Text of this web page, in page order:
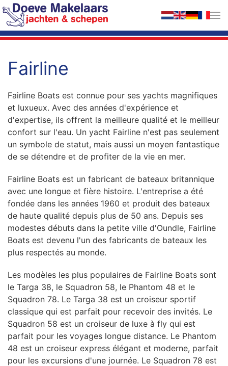
Accéder au contenu principal
Fairline
Fairline Boats est connue pour ses yachts magnifiques
et luxueux. Avec des années d'expérience et
d'expertise, ils offrent la meilleure qualité et le meilleur
confort sur l'eau. Un yacht Fairline n'est pas seulement
un symbole de statut, mais aussi un moyen fantastique
de se détendre et de profiter de la vie en mer.
Fairline Boats est un fabricant de bateaux britannique
avec une longue et fière histoire. L'entreprise a été
fondée dans les années 1960 et produit des bateaux
de haute qualité depuis plus de 50 ans. Depuis ses
modestes débuts dans la petite ville d'Oundle, Fairline
Boats est devenu l'un des fabricants de bateaux les
plus respectés au monde.
Les modèles les plus populaires de Fairline Boats sont
le Targa 38, le Squadron 58, le Phantom 48 et le
Squadron 78. Le Targa 38 est un croiseur sportif
classique qui est parfait pour recevoir des invités. Le
Squadron 58 est un croiseur de luxe à fly qui est
parfait pour les voyages longue distance. Le Phantom
48 est un croiseur express élégant et moderne, parfait
pour les excursions d'une journée. Le Squadron 78 est